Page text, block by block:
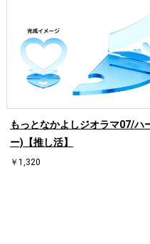
もっとなかよしジオラマ07/ハ
ー)【推し活】
￥1,320